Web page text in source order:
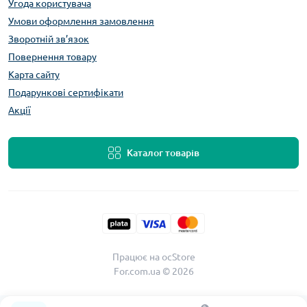
Угода користувача
Умови оформлення замовлення
Зворотній зв’язок
Повернення товару
Карта сайту
Подарункові сертифікати
Акції
Каталог товарів
Працює наocStore
For.com.ua © 2026